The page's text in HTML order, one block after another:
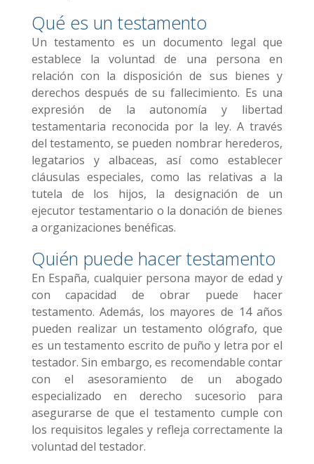
Qué es un testamento
Un testamento es un documento legal que
establece la voluntad de una persona en
relación con la disposición de sus bienes y
derechos después de su fallecimiento. Es una
expresión de la autonomía y libertad
testamentaria reconocida por la ley. A través
del testamento, se pueden nombrar herederos,
legatarios y albaceas, así como establecer
cláusulas especiales, como las relativas a la
tutela de los hijos, la designación de un
ejecutor testamentario o la donación de bienes
a organizaciones benéficas.
Quién puede hacer testamento
En España, cualquier persona mayor de edad y
con capacidad de obrar puede hacer
testamento. Además, los mayores de 14 años
pueden realizar un testamento ológrafo, que
es un testamento escrito de puño y letra por el
testador. Sin embargo, es recomendable contar
con el asesoramiento de un abogado
especializado en derecho sucesorio para
asegurarse de que el testamento cumple con
los requisitos legales y refleja correctamente la
voluntad del testador.